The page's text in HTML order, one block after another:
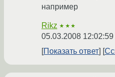
например
Rikz ★★★
05.03.2008
Показать ответ